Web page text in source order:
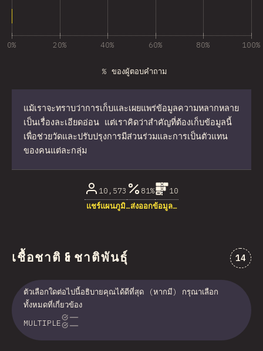
0% 20% 40% 60% 80% 100%
% ของผู้ตอบคำถาม
แม้เราจะทราบว่าการเก็บและเผยแพร่ข้อมูลความหลากหลาย
เป็นเรื่องละเอียดอ่อน แต่เราคิดว่าสำคัญที่ต้องเก็บข้อมูลนี้
เพื่อช่วยวัดและปรับปรุงการมีส่วนร่วมและการเป็นตัวแทน
ของคนแต่ละกลุ่ม
10,573 81%
10
แชร์แผนภูมิ…ส่งออกข้อมูล…
เชื้อชาติ & ชาติพันธุ์ ความ
14
ตัวเลือกใดต่อไปนี้อธิบายคุณได้ดีที่สุด (หากมี) กรุณาเลือก
ทั้งหมดที่เกี่ยวข้อง
MULTIPLE